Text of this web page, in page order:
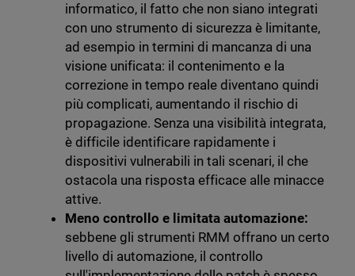
informatico, il fatto che non siano integrati
con uno strumento di sicurezza è limitante,
ad esempio in termini di mancanza di una
visione unificata: il contenimento e la
correzione in tempo reale diventano quindi
più complicati, aumentando il rischio di
propagazione. Senza una visibilità integrata,
è difficile identificare rapidamente i
dispositivi vulnerabili in tali scenari, il che
ostacola una risposta efficace alle minacce
attive.
Meno controllo e limitata automazione:
sebbene gli strumenti RMM offrano un certo
livello di automazione, il controllo